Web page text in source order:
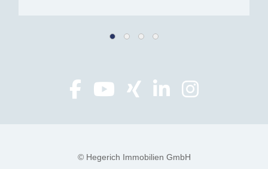
© Hegerich Immobilien GmbH